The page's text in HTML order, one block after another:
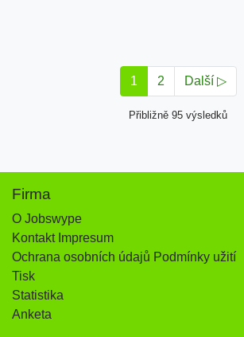
1 2 Další ▷
Přibližně 95 výsledků
Firma
O Jobswype
Kontakt Impresum
Ochrana osobních údajů Podmínky užití
Tisk
Statistika
Anketa